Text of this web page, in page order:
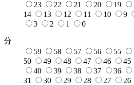
23
22 21 20 19
14
13 12 11 10 9
3
2 1 0
分
59
58 57 56 55
50
49 48 47 46 45
40
39 38 37 36
31
30 29 28 27 26